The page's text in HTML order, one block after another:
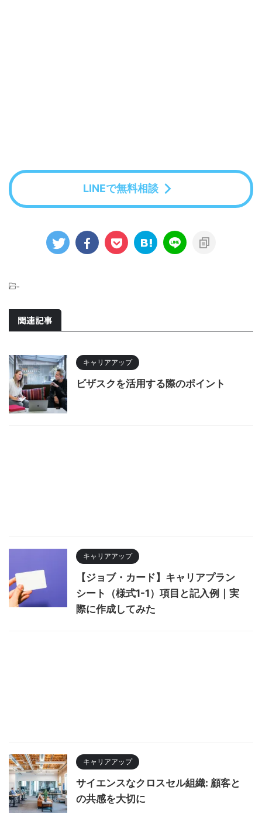
LINEで無料相談
-
関連記事
キャリアアップ
ビザスクを活用する際のポイント
キャリアアップ
【ジョブ・カード】キャリアプラン
シート（様式1-1）項目と記入例｜実
際に作成してみた
キャリアアップ
サイエンスなクロスセル組織: 顧客と
の共感を大切に